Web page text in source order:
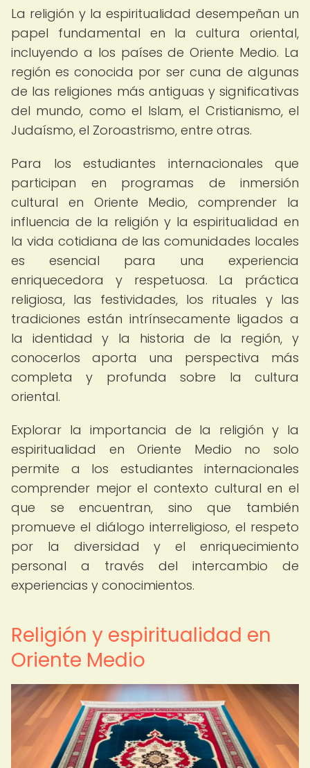
La religión y la espiritualidad desempeñan un
papel fundamental en la cultura oriental,
incluyendo a los países de Oriente Medio. La
región es conocida por ser cuna de algunas
de las religiones más antiguas y significativas
del mundo, como el Islam, el Cristianismo, el
Judaísmo, el Zoroastrismo, entre otras.
Para los estudiantes internacionales que
participan en programas de inmersión
cultural en Oriente Medio, comprender la
influencia de la religión y la espiritualidad en
la vida cotidiana de las comunidades locales
es esencial para una experiencia
enriquecedora y respetuosa. La práctica
religiosa, las festividades, los rituales y las
tradiciones están intrínsecamente ligados a
la identidad y la historia de la región, y
conocerlos aporta una perspectiva más
completa y profunda sobre la cultura
oriental.
Explorar la importancia de la religión y la
espiritualidad en Oriente Medio no solo
permite a los estudiantes internacionales
comprender mejor el contexto cultural en el
que se encuentran, sino que también
promueve el diálogo interreligioso, el respeto
por la diversidad y el enriquecimiento
personal a través del intercambio de
experiencias y conocimientos.
Religión y espiritualidad en
Oriente Medio